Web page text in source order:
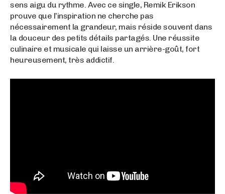
sens aigu du rythme. Avec ce single, Remik Erikson
prouve que l’inspiration ne cherche pas
nécessairement la grandeur, mais réside souvent dans
la douceur des petits détails partagés. Une réussite
culinaire et musicale qui laisse un arrière-goût, fort
heureusement, très addictif.